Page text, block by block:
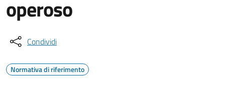
operoso
Condividi
Normativa di riferimento